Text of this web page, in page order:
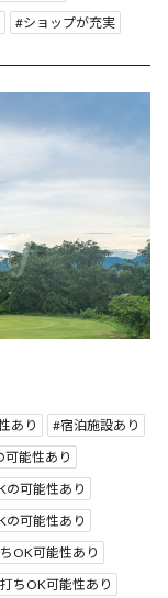
ショップが充実
あり
宿泊施設あり
可能性あり
の可能性あり
の可能性あり
OK可能性あり
ちOK可能性あり